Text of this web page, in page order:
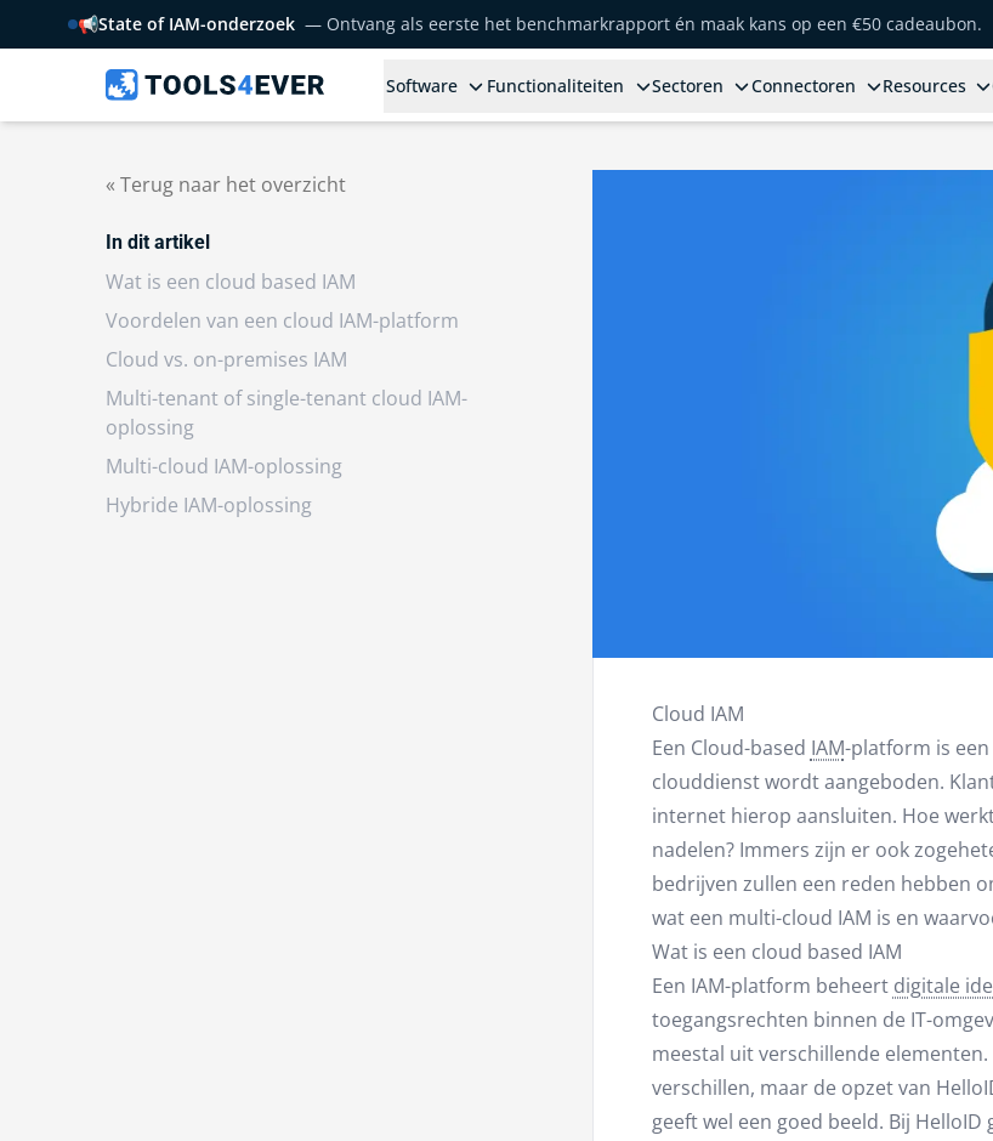
📢State of IAM-onderzoek — Ontvang als eerste het benchmarkrapport én maak kans op een €50 cadeaubon.
Software Functionaliteiten Sectoren Connectoren Resources
« Terug naar het overzicht
In dit artikel
Wat is een cloud based IAM
Voordelen van een cloud IAM-platform
Cloud vs. on-premises IAM
Multi-tenant of single-tenant cloud IAM-
oplossing
Multi-cloud IAM-oplossing
Hybride IAM-oplossing
Cloud IAM
Een Cloud-based IAM-platform is
clouddienst wordt aangeboden.
internet hierop aansluiten. Hoe
nadelen? Immers zijn er ook
bedrijven zullen een reden hebben
wat een multi-cloud IAM is en
Wat is een cloud based IAM
Een IAM-platform beheert digitale
toegangsrechten binnen de IT-
meestal uit verschillende
verschillen, maar de opzet van
geeft wel een goed beeld. Bij